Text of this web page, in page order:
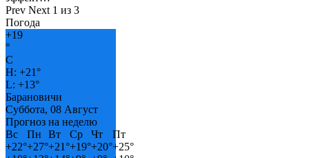
Prev Next 1 из 3
Погода
+19
°
C
H: +21°
L: +13°
Барановичи
Суббота, 08 Август
Прогноз на неделю
Вс
Пн Вт Ср Чт
Пт
+22°+27°+21°+19°+20°+25°